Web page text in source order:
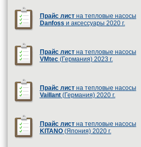
Прайс листна тепловые насосы
Danfoss и аксессуары 2020 г.
Прайс листна тепловые насосы
VMtec(Германия) 2023 г.
Прайс листна тепловые насосы
Vaillant(Германия) 2020 г.
Прайс листна тепловые насосы
KITANO(Япония) 2020 г.